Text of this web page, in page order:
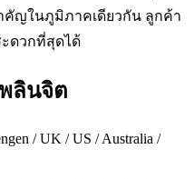
คัญในภูมิภาคเดียวกัน ลูกค้า
ะดวกที่สุดได้
ลินจิต
/ UK / US / Australia /